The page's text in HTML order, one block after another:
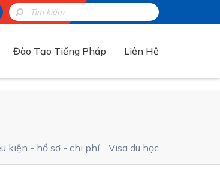
Đào Tạo Tiếng Pháp Liên Hệ
kiện - hồ sơ - chi phí Visa du học